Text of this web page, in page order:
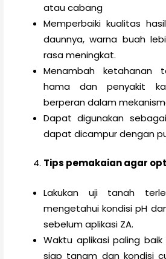
atau cabang
Memperbaiki kualitas
daunnya, warna buah
rasa meningkat.
Menambah ketahanan
hama dan penyakit
berperan dalam
Dapat digunakan
dapat dicampur dengan
Tips pemakaian agar
Lakukan uji tanah
mengetahui kondisi pH
sebelum aplikasi ZA.
Waktu aplikasi paling
siap tanam dan kondisi